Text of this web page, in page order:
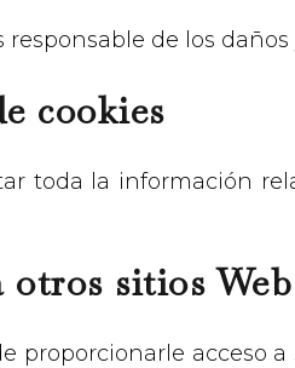
responsable de los
cookies
toda la información
otros sitios Web
proporcionarle acceso